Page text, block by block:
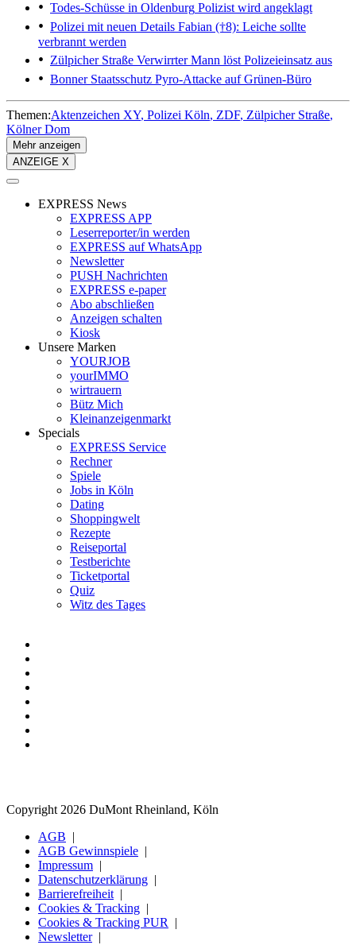
Todes-Schüsse in Oldenburg Polizist wird angeklagt
Polizei mit neuen Details Fabian (†8): Leiche sollte
verbrannt werden
Zülpicher Straße Verwirrter Mann löst Polizeieinsatz aus
Bonner Staatsschutz Pyro-Attacke auf Grünen-Büro
Themen:Aktenzeichen XY Polizei Köln ZDF Zülpicher Straße
Kölner Dom
Mehr anzeigen
ANZEIGE X
EXPRESS News
EXPRESS APP
Leserreporter/in werden
EXPRESS auf WhatsApp
Newsletter
PUSH Nachrichten
EXPRESS e-paper
Abo abschließen
Anzeigen schalten
Kiosk
Unsere Marken
YOURJOB
yourIMMO
wirtrauern
Bütz Mich
Kleinanzeigenmarkt
Specials
EXPRESS Service
Rechner
Spiele
Jobs in Köln
Dating
Shoppingwelt
Rezepte
Reiseportal
Testberichte
Ticketportal
Quiz
Witz des Tages
Copyright 2026 DuMont Rheinland, Köln
AGB
AGB Gewinnspiele
Impressum
Datenschutzerklärung
Barrierefreiheit
Cookies & Tracking
Cookies & Tracking PUR
Newsletter